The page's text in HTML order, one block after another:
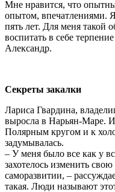
Мне нравится, что
опытом, впечатлениями.
пять лет. Для меня такой
воспитать в себе
Александр.
Секреты закалки
Лариса Гвардина,
выросла в Нарьян-Маре. И
Полярным кругом и к
задумывалась.
– У меня было все как у
захотелось изменить
саморазвитии, –
такая. Люди называют